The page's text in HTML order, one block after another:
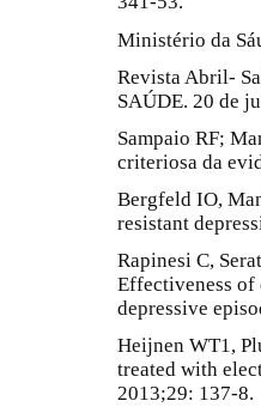
Ministério da
Revista Abril-
SAÚDE. 20 de
Sampaio RF;
criteriosa da
Bergfeld IO,
resistant
Rapinesi C,
Effectiveness of
depressive
Heijnen WT1,
treated with
2013;29: 137-8.